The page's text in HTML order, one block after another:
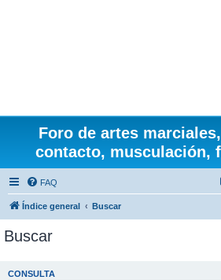
Foro de artes
contacto, musculación,
FAQ
Índice general Buscar
Buscar
CONSULTA